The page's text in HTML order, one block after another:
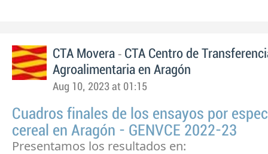
CTA Movera - CTA Centro de
Agroalimentaria en Aragón
Aug 10, 2023 at 01:15
Cuadros finales de los ensayos por
cereal en Aragón - GENVCE 2022-23
Presentamos los resultados en: